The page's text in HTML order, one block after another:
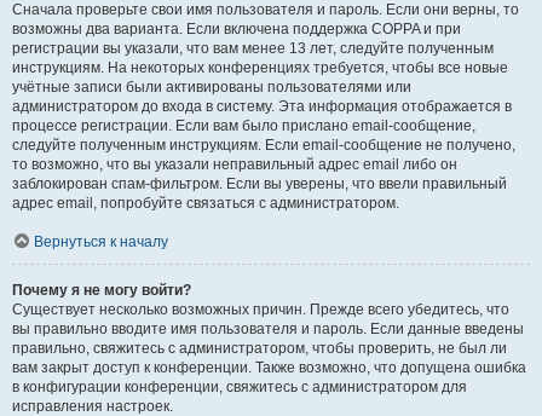
Сначала проверьте свои имя пользователя и пароль. Если они верны, то
возможны два варианта. Если включена поддержка COPPA и при
регистрации вы указали, что вам менее 13 лет, следуйте полученным
инструкциям. На некоторых конференциях требуется, чтобы все новые
учётные записи были активированы пользователями или
администратором до входа в систему. Эта информация отображается в
процессе регистрации. Если вам было прислано email-сообщение,
следуйте полученным инструкциям. Если email-сообщение не получено,
то возможно, что вы указали неправильный адрес email либо он
заблокирован спам-фильтром. Если вы уверены, что ввели правильный
адрес email, попробуйте связаться с администратором.
Вернуться к началу
Почему я не могу войти?
Существует несколько возможных причин. Прежде всего убедитесь, что
вы правильно вводите имя пользователя и пароль. Если данные введены
правильно, свяжитесь с администратором, чтобы проверить, не был ли
вам закрыт доступ к конференции. Также возможно, что допущена ошибка
в конфигурации конференции, свяжитесь с администратором для
исправления настроек.